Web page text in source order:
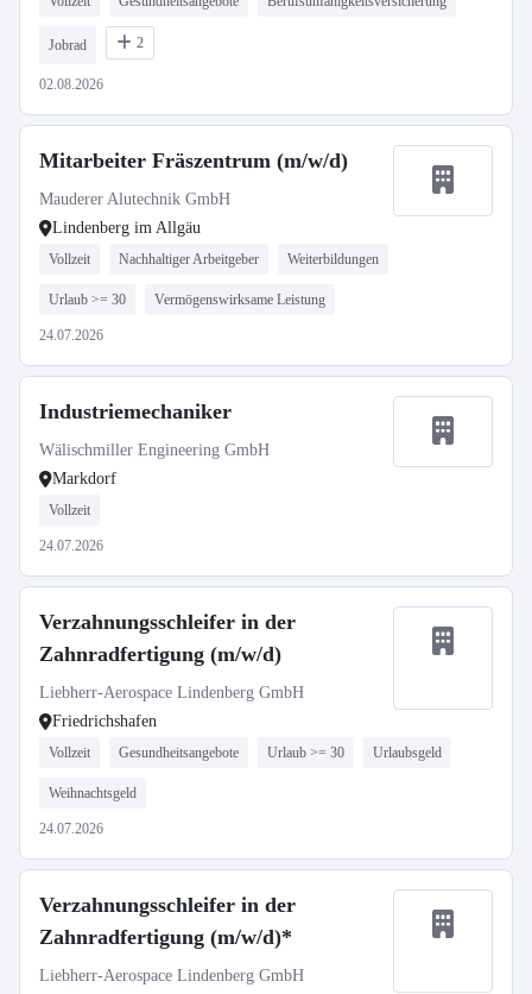
Jobrad 2
02.08.2026
Mitarbeiter Fräszentrum (m/w/d)
Mauderer Alutechnik GmbH
Lindenberg im Allgäu
Vollzeit Nachhaltiger Arbeitgeber Weiterbildungen
Urlaub >= 30 Vermögenswirksame Leistung
24.07.2026
Industriemechaniker
Wälischmiller Engineering GmbH
Markdorf
Vollzeit
24.07.2026
Verzahnungsschleifer in der
Zahnradfertigung (m/w/d)
Liebherr-Aerospace Lindenberg GmbH
Friedrichshafen
Vollzeit Gesundheitsangebote Urlaub >= 30 Urlaubsgeld
Weihnachtsgeld
24.07.2026
Verzahnungsschleifer in der
Zahnradfertigung (m/w/d)*
Liebherr-Aerospace Lindenberg GmbH